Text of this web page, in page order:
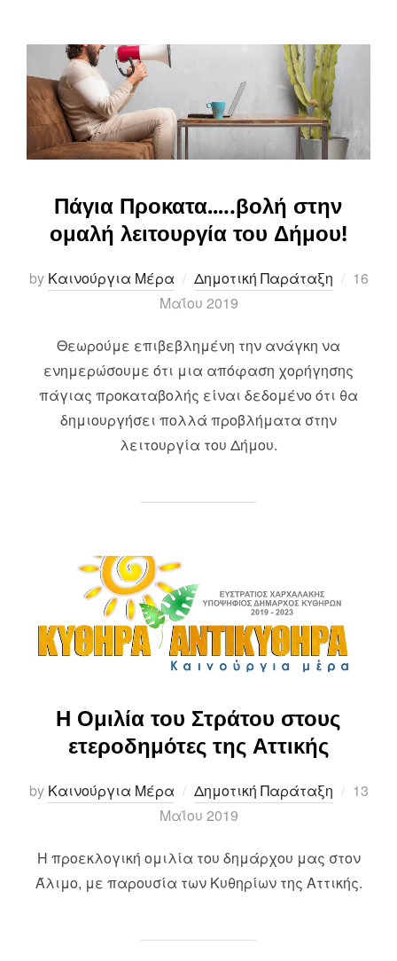
Πάγια Προκατα…..βολή στην
ομαλή λειτουργία του Δήμου!
by Καινούργια Μέρα Δημοτική Παράταξη
Posted
16
Μαΐου 2019
Θεωρούμε επιβεβλημένη την ανάγκη να
ενημερώσουμε ότι μια απόφαση χορήγησης
πάγιας προκαταβολής είναι δεδομένο ότι θα
δημιουργήσει πολλά προβλήματα στην
λειτουργία του Δήμου.
Η Ομιλία του Στράτου στους
ετεροδημότες της Αττικής
by Καινούργια Μέρα Δημοτική Παράταξη
Posted
13
Μαΐου 2019
Η προεκλογική ομιλία του δημάρχου μας στον
Άλιμο, με παρουσία των Κυθηρίων της Αττικής.